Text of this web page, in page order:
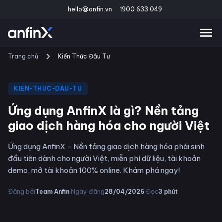
hello@anfin.vn 1900 633 049
Trang chủ Kiến Thức Đầu Tư
KIEN-THUC-DAU-TU
Ứng dụng AnfinX là gì? Nền tảng
giao dịch hàng hóa cho người Việt
Ứng dụng AnfinX - Nền tảng giao dịch hàng hóa phái sinh
đầu tiên dành cho người Việt, miễn phí dữ liệu, tài khoản
demo, mở tài khoản 100% online. Khám phá ngay!
Đăng bởiTeam Anfin·Ngày đăng28/04/2026·Đọc3 phút